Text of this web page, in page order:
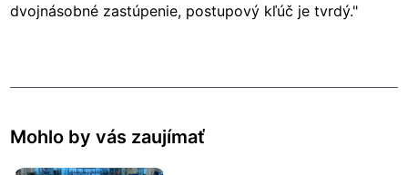
dvojnásobné zastúpenie, postupový kľúč je tvrdý."
Mohlo by vás zaujímať